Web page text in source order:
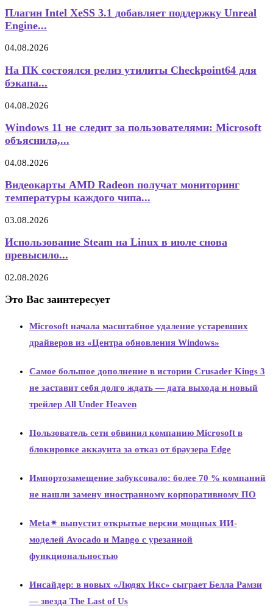
Плагин Intel XeSS 3.1 добавляет поддержку Unreal
Engine...
04.08.2026
На ПК состоялся релиз утилиты Checkpoint64 для
бэкапа...
04.08.2026
Windows 11 не следит за пользователями: Microsoft
объяснила,...
04.08.2026
Видеокарты AMD Radeon получат мониторинг
температуры каждого чипа...
03.08.2026
Использование Steam на Linux в июле снова
превысило...
02.08.2026
Это Вас заинтересует
Microsoft начала масштабное удаление устаревших
драйверов из «Центра обновления Windows»
Самое большое дополнение в истории Crusader Kings 3
не заставит себя долго ждать — дата выхода и новый
трейлер All Under Heaven
Пользователь сети обвинил компанию Microsoft в
блокировке аккаунта за отказ от браузера Edge
Импортозамещение забуксовало: более 70 % компаний
не нашли замену иностранному корпоративному ПО
Meta✴ выпустит открытые версии мощных ИИ-
моделей Avocado и Mango с урезанной
функциональностью
Инсайдер: в новых «Людях Икс» сыграет Белла Рамзи
— звезда The Last of Us